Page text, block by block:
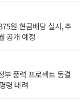
원 현금배당 실시, 추
공개 예정
부 풍력 프로젝트 동결
령 내려